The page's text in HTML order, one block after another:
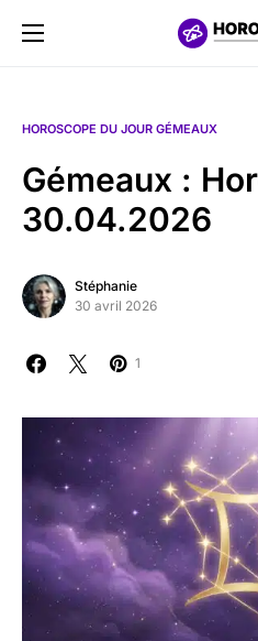
HOROSCOPE DU JOUR GÉMEAUX
Gémeaux :
30.04.2026
Stéphanie
30 avril 2026
1